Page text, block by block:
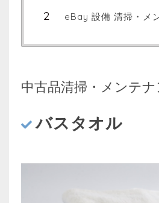
eBay 設備 清掃・メ
中古品清掃・メンテナ
バスタオル